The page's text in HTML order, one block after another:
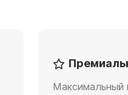
Максимальный